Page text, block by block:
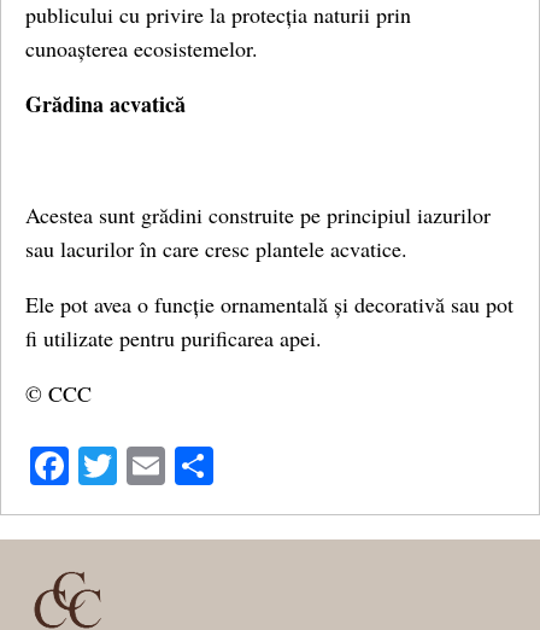
publicului cu privire la protecția naturii prin
cunoașterea ecosistemelor.
Grădina acvatică
Acestea sunt grădini construite pe principiul iazurilor
sau lacurilor în care cresc plantele acvatice.
Ele pot avea o funcție ornamentală și decorativă sau pot
fi utilizate pentru purificarea apei.
© CCC
Facebook
Twitter
Email